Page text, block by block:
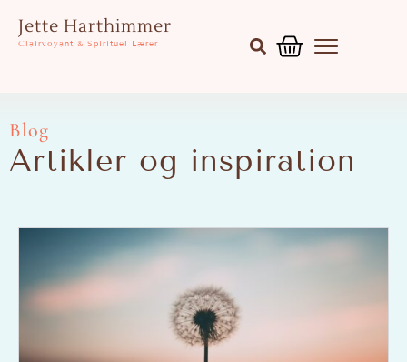
indholdet
Jette Harthimmer
Clairvoyant & Spirituel Lærer
Blog
Artikler og inspiration